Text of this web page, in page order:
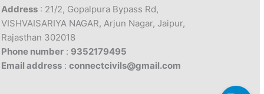
Address : 21/2, Gopalpura Bypass Rd,
VISHVAISARIYA NAGAR, Arjun Nagar, Jaipur,
Rajasthan 302018
Phone number : 9352179495
Email address :connectcivils@gmail.com